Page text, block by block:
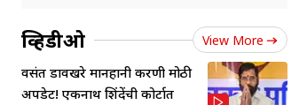
व्हिडीओ View More
वसंत डावखरे मानहानी प्रकरणी मोठी
अपडेट! एकनाथ शिंदेंची कोर्टात